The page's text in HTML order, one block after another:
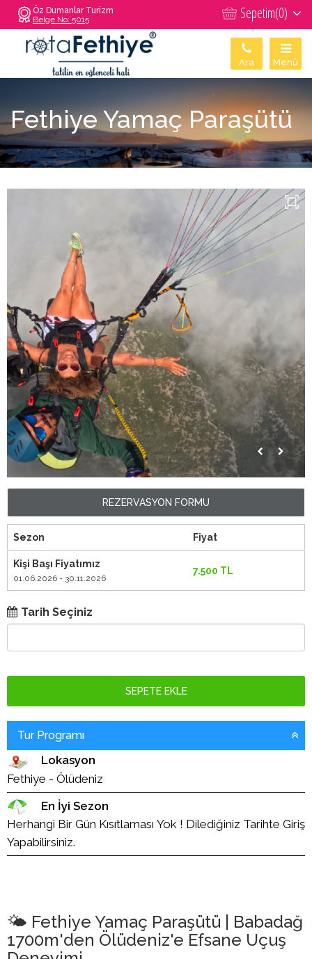
Sepetim(0)
Öz Dumanlar Turizm
Belge No: 5015
Menü
Ara
Fethiye Yamaç Paraşütü
REZERVASYON FORMU
Sezon Fiyat
Kişi Başı Fiyatımız
01.06.2026 - 30.11.2026
7.500 TL
Tarih Seçiniz
SEPETE EKLE
Tur Programı
Lokasyon
Fethiye - Ölüdeniz
En İyi Sezon
Herhangi Bir Gün Kısıtlaması Yok ! Dilediğiniz Tarihte Giriş
Yapabilirsiniz.
🌤️ Fethiye Yamaç Paraşütü | Babadağ
1700m'den Ölüdeniz'e Efsane Uçuş